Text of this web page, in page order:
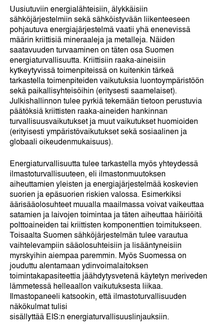
Uusiutuviin energialähteisiin, älykkäisiin
sähköjärjestelmiin sekä sähköistyvään liikenteeseen
pohjautuva energiajärjestelmä vaatii yhä enenevissä
määrin kriittisiä mineraaleja ja metalleja. Näiden
saatavuuden turvaaminen on täten osa Suomen
energiaturvallisuutta. Kriittisiin raaka-aineisiin
kytkeytyvissä toimenpiteissä on kuitenkin tärkeä
tarkastella toimenpiteiden vaikutuksia luontoympäristöön
sekä paikallisyhteisöihin (eritysesti saamelaiset).
Julkishallinnon tulee pyrkiä tekemään tietoon perustuvia
päätöksiä kriittisten raaka-aineiden hankinnan
turvallisuusvaikutukset ja muut vaikutukset huomioiden
(erityisesti ympäristövaikutukset sekä sosiaalinen ja
globaali oikeudenmukaisuus).
Energiaturvallisuutta tulee tarkastella myös yhteydessä
ilmastoturvallisuuteen, eli ilmastonmuutoksen
aiheuttamien yleisten ja energiajärjestelmää koskevien
suorien ja epäsuorien riskien valossa. Esimerkiksi
äärisääolosuhteet muualla maailmassa voivat vaikeuttaa
satamien ja laivojen toimintaa ja täten aiheuttaa häiriöitä
polttoaineiden tai kriittisten komponenttien toimitukseen.
Toisaalta Suomen sähköjärjestelmän tulee varautua
vaihtelevampiin sääolosuhteisiin ja lisääntyneisiin
myrskyihin aiempaa paremmin. Myös Suomessa on
jouduttu alentamaan ydinvoimalaitoksen
toimintakapasiteettia jäähdytysvetenä käytetyn meriveden
lämmetessä helleaallon vaikutuksesta liikaa.
Ilmastopaneeli katsookin, että ilmastoturvallisuuden
näkökulmat tulisi
sisällyttää EIS:n energiaturvallisuuslinjauksiin.